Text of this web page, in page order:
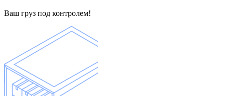
Ваш груз под контролем!